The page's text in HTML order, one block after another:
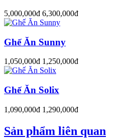
5,000,000đ 6,300,000đ
Ghế Ăn Sunny
1,050,000đ 1,250,000đ
Ghế Ăn Solix
1,090,000đ 1,290,000đ
Sản phẩm liên quan